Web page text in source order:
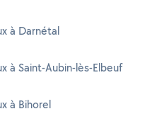
à Darnétal
à Saint-Aubin-lès-Elbeuf
à Bihorel